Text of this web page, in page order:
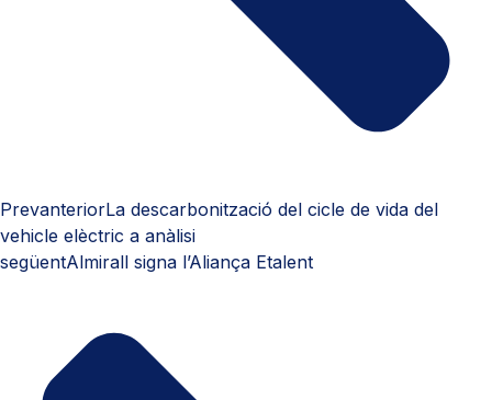
PrevanteriorLa descarbonització del cicle de vida del
vehicle elèctric a anàlisi
següentAlmirall signa l’Aliança Etalent